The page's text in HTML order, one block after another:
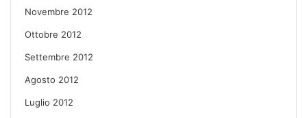
Novembre 2012
Ottobre 2012
Settembre 2012
Agosto 2012
Luglio 2012